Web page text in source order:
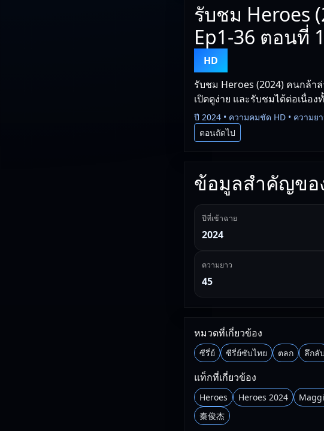
รับชม Heroes
Ep1-36 ตอนที่ 1
HD
รับชม Heroes (2024) คนกล้า
เปิดดูง่าย และรับชมได้ต่อเนื่อ
ปี 2024 • ความคมชัด HD • ความย
ตอนถัดไป
ข้อมูลสำคัญขอ
ปีที่เข้าฉาย
2024
ความยาว
45
หมวดที่เกี่ยวข้อง
ซีรี่ย์ ซีรี่ย์ซับไทย ตลก ลึกลับ
แท็กที่เกี่ยวข้อง
Heroes Heroes 2024
秦俊杰